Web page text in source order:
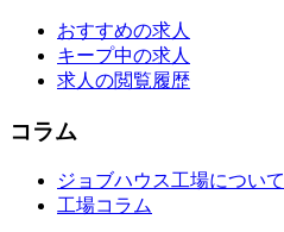
おすすめの求人
キープ中の求人
求人の閲覧履歴
コラム
ジョブハウス工場について
工場コラム